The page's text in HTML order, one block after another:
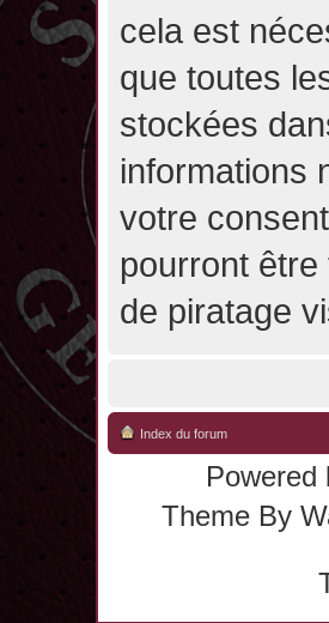
cela est
que toutes
stockées
informations
votre
pourront
de piratage
Index du forum
Powered
Theme By